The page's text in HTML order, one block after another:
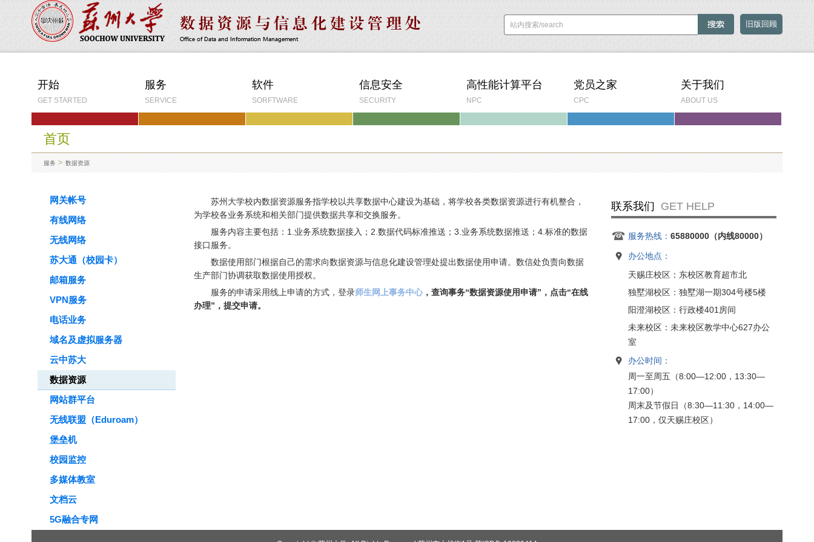
旧版回顾
开始
GET STARTED
服务
SERVICE
软件
SORFTWARE
信息安全
SECURITY
高性能计算平台
NPC
党员之家
CPC
关于我们
ABOUT US
首页
服务 数据资源
网关帐号
有线网络
无线网络
苏大通（校园卡）
邮箱服务
VPN服务
电话业务
域名及虚拟服务器
云中苏大
数据资源
网站群平台
无线联盟（Eduroam）
堡垒机
校园监控
多媒体教室
文档云
5G融合专网
苏州大学校内数据资源服务指学校以共享数据中心建设为基础，将学校各类数据资源进行有机整合，
为学校各业务系统和相关部门提供数据共享和交换服务。
服务内容主要包括：1.业务系统数据接入；2.数据代码标准推送；3.业务系统数据推送；4.标准的数据
接口服务。
数据使用部门根据自己的需求向数据资源与信息化建设管理处提出数据使用申请。数信处负责向数据
生产部门协调获取数据使用授权。
服务的申请采用线上申请的方式，登录师生网上事务中心，查询事务“数据资源使用申请”，点击“在线
办理”，提交申请。
联系我们 GET HELP
服务热线：65880000（内线80000）
办公地点：
天赐庄校区：东校区教育超市北
独墅湖校区：独墅湖一期304号楼5楼
阳澄湖校区：行政楼401房间
未来校区：未来校区教学中心627办公
室
办公时间：
周一至周五（8:00—12:00，13:30—
17:00）
周末及节假日（8:30—11:30，14:00—
17:00，仅天赐庄校区）